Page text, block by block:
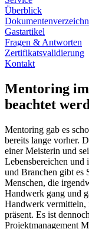
Überblick
Gastartikel
Fragen & Antworten
Zertifikatsvalidierung
Kontakt
Mentoring im
beachtet
Mentoring gab es
bereits lange vorher.
einer Meisterin und
Lebensbereichen und
und Branchen gibt es
Menschen, die
Handwerk gang und
Handwerk vermitteln,
präsent. Es ist
Projektmanagement